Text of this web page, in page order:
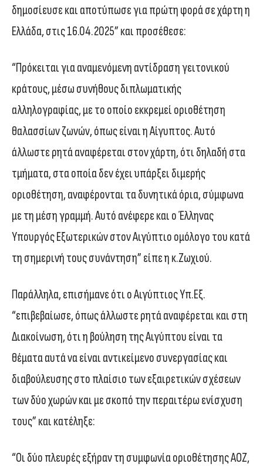
δημοσίευσε και αποτύπωσε για πρώτη φορά σε χάρτη η
Ελλάδα, στις 16.04.2025” και προσέθεσε:
“Πρόκειται για αναμενόμενη αντίδραση γειτονικού
κράτους, μέσω συνήθους διπλωματικής
αλληλογραφίας, με το οποίο εκκρεμεί οριοθέτηση
θαλασσίων ζωνών, όπως είναι η Αίγυπτος. Αυτό
άλλωστε ρητά αναφέρεται στον χάρτη, ότι δηλαδή στα
τμήματα, στα οποία δεν έχει υπάρξει διμερής
οριοθέτηση, αναφέρονται τα δυνητικά όρια, σύμφωνα
με τη μέση γραμμή. Αυτό ανέφερε και ο Έλληνας
Υπουργός Εξωτερικών στον Αιγύπτιο ομόλογο του κατά
τη σημερινή τους συνάντηση” είπε η κ.Ζωχιού.
Παράλληλα, επισήμανε ότι ο Αιγύπτιος Υπ.Εξ.
“επιβεβαίωσε, όπως άλλωστε ρητά αναφέρεται και στη
Διακοίνωση, ότι η βούληση της Αιγύπτου είναι τα
θέματα αυτά να είναι αντικείμενο συνεργασίας και
διαβούλευσης στο πλαίσιο των εξαιρετικών σχέσεων
των δύο χωρών και με σκοπό την περαιτέρω ενίσχυση
τους” και κατέληξε:
“Οι δύο πλευρές εξήραν τη συμφωνία οριοθέτησης ΑΟΖ,